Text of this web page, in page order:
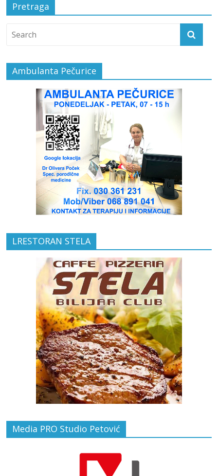
Pretraga
Ambulanta Pečurice
LRESTORAN STELA
Media PRO Studio Petović